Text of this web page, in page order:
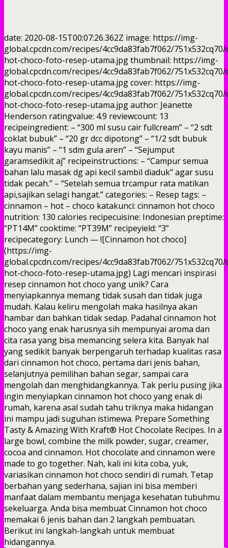
date: 2020-08-15T00:07:26.362Z image: https://img-
global.cpcdn.com/recipes/4cc9da83fab7f062/
hot-choco-foto-resep-utama.jpg thumbnail: https://img-
global.cpcdn.com/recipes/4cc9da83fab7f062/
hot-choco-foto-resep-utama.jpg cover: https://img-
global.cpcdn.com/recipes/4cc9da83fab7f062/
hot-choco-foto-resep-utama.jpg author: Jeanette
Henderson ratingvalue: 4.9 reviewcount: 13
recipeingredient: – “300 ml susu cair fullcream” – “2 sdt
coklat bubuk” – “20 gr dcc dipotong” – “1/2 sdt bubuk
kayu manis” – “1 sdm gula aren” – “Sejumput
garamsedikit aj” recipeinstructions: – “Campur semua
bahan lalu masak dg api kecil sambil diaduk" agar susu
tidak pecah.” – “Setelah semua trcampur rata matikan
api,sajikan selagi hangat.” categories: – Resep tags: –
cinnamon – hot – choco katakunci: cinnamon hot choco
nutrition: 130 calories recipecuisine: Indonesian preptime:
“PT14M” cooktime: “PT39M” recipeyield: “3”
recipecategory: Lunch — ![Cinnamon hot choco]
(https://img-
global.cpcdn.com/recipes/4cc9da83fab7f062/
hot-choco-foto-resep-utama.jpg) Lagi mencari inspirasi
resep cinnamon hot choco yang unik? Cara
menyiapkannya memang tidak susah dan tidak juga
mudah. Kalau keliru mengolah maka hasilnya akan
hambar dan bahkan tidak sedap. Padahal cinnamon hot
choco yang enak harusnya sih mempunyai aroma dan
cita rasa yang bisa memancing selera kita. Banyak hal
yang sedikit banyak berpengaruh terhadap kualitas rasa
dari cinnamon hot choco, pertama dari jenis bahan,
selanjutnya pemilihan bahan segar, sampai cara
mengolah dan menghidangkannya. Tak perlu pusing jika
ingin menyiapkan cinnamon hot choco yang enak di
rumah, karena asal sudah tahu triknya maka hidangan
ini mampu jadi suguhan istimewa. Prepare Something
Tasty & Amazing With Kraft® Hot Chocolate Recipes. In a
large bowl, combine the milk powder, sugar, creamer,
cocoa and cinnamon. Hot chocolate and cinnamon were
made to go together. Nah, kali ini kita coba, yuk,
variasikan cinnamon hot choco sendiri di rumah. Tetap
berbahan yang sederhana, sajian ini bisa memberi
manfaat dalam membantu menjaga kesehatan tubuhmu
sekeluarga. Anda bisa membuat Cinnamon hot choco
memakai 6 jenis bahan dan 2 langkah pembuatan.
Berikut ini langkah-langkah untuk membuat
hidangannya.